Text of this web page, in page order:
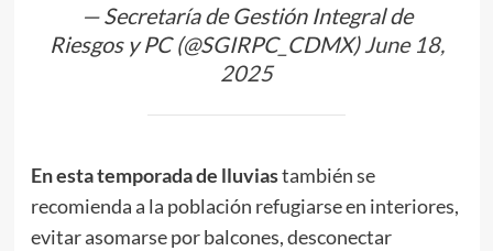
— Secretaría de Gestión Integral de
Riesgos y PC (@SGIRPC_CDMX)June 18,
2025
En esta temporada de lluviastambién se
recomienda a la población refugiarse en interiores,
evitar asomarse por balcones, desconectar